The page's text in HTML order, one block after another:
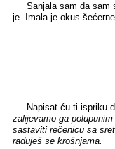
Sanjala sam da sam
je. Imala je okus
Napisat ću ti ispriku
zalijevamo ga
sastaviti rečenicu sa
raduješ se krošnjama.